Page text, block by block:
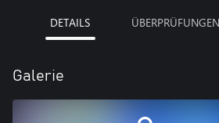
DETAILS ÜBERPRÜFUNGEN
Galerie